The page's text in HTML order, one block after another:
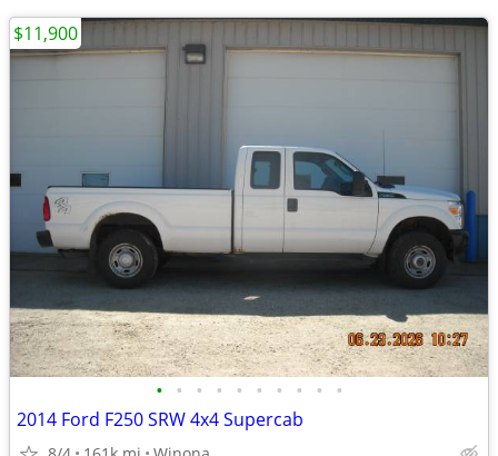
• • • • • • • • • •
2014 Ford F250 SRW 4x4 Supercab
$11,900